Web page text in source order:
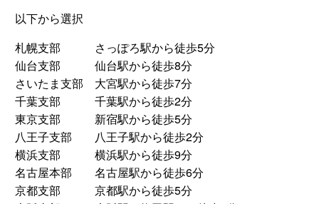
以下から選択
札幌支部 さっぽろ駅から徒歩5分
仙台支部 仙台駅から徒歩8分
さいたま支部 大宮駅から徒歩7分
千葉支部 千葉駅から徒歩2分
東京支部 新宿駅から徒歩5分
八王子支部 八王子駅から徒歩2分
横浜支部 横浜駅から徒歩9分
名古屋本部 名古屋駅から徒歩6分
京都支部 京都駅から徒歩5分